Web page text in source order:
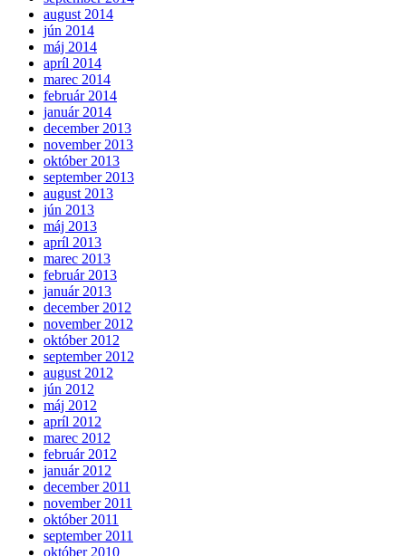
august 2014
jún 2014
máj 2014
apríl 2014
marec 2014
február 2014
január 2014
december 2013
november 2013
október 2013
september 2013
august 2013
jún 2013
máj 2013
apríl 2013
marec 2013
február 2013
január 2013
december 2012
november 2012
október 2012
september 2012
august 2012
jún 2012
máj 2012
apríl 2012
marec 2012
február 2012
január 2012
december 2011
november 2011
október 2011
september 2011
október 2010